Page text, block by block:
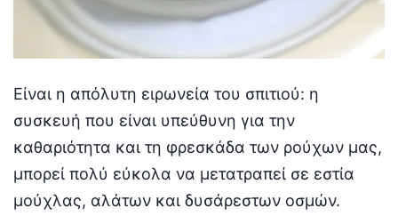
Είναι η απόλυτη ειρωνεία του σπιτιού: η
συσκευή που είναι υπεύθυνη για την
καθαριότητα και τη φρεσκάδα των ρούχων μας,
μπορεί πολύ εύκολα να μετατραπεί σε εστία
μούχλας, αλάτων και δυσάρεστων οσμών.